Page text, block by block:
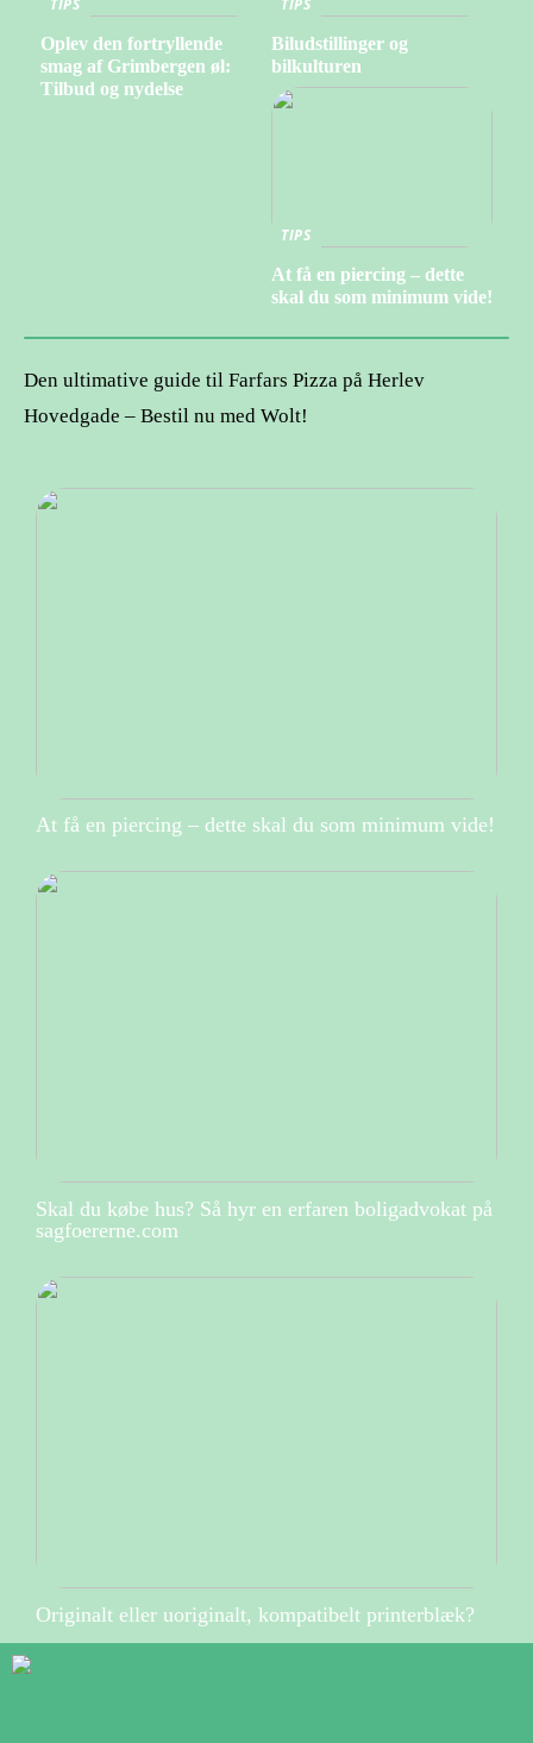
TIPS
Oplev den fortryllende
smag af Grimbergen øl:
Tilbud og nydelse
TIPS
Biludstillinger og
bilkulturen
TIPS
At få en piercing – dette
skal du som minimum vide!
Den ultimative guide til Farfars Pizza på Herlev
Hovedgade – Bestil nu med Wolt!
At få en piercing – dette skal du som minimum vide!
Skal du købe hus? Så hyr en erfaren boligadvokat på
sagfoererne.com
Originalt eller uoriginalt, kompatibelt printerblæk?